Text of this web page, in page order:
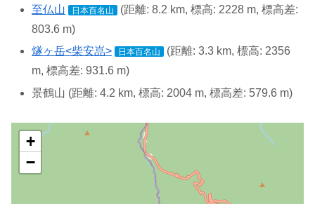
至仏山 日本百名山
803.6 m)
燧ヶ岳<柴安嵓>
日本百名山
m, 標高差: 931.6 m)
景鶴山 (距離: 4.2 km, 標高: 2004 m, 標高差: 579.6 m)
+
−